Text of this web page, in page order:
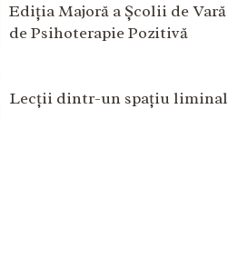
Ediția Majoră a Școlii de Vară
de Psihoterapie Pozitivă
Lecții dintr-un spațiu liminal